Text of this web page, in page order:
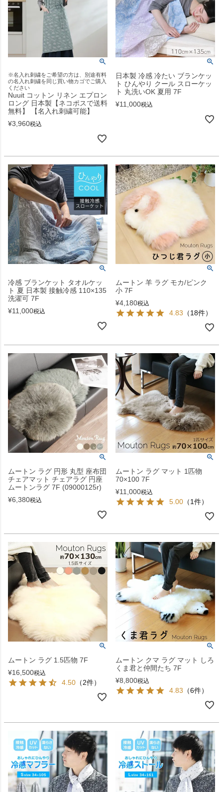
※名入れ刺繍をご希望の方は、別途有料
の名入れ刺繍を同じ買い物カゴでご購入
ください
Nuuit コットン リネン エプロン
ロング 日本製【ネコポスで送料
無料】 【名入れ刺繍可能】
¥3,960税込
日本製 冷感 冷たい ブランケッ
ト ひんやり クール スローケッ
ト 丸洗いOK 夏用 7F
¥11,000税込
冷感 ブランケット タオルケッ
ト 夏 日本製 接触冷感 110×135
洗濯可 7F
¥11,000税込
ムートン 羊 ラグ モカ/ピンク
小 7F
¥4,180税込
4.83 （18件）
ムートン ラグ 円形 丸型 座布団
チェアマット チェアラグ 円座
ムートンラグ 7F (09000125r)
¥6,380税込
ムートン ラグ マット 1匹物
70×100 7F
¥11,000税込
5.00 （1件）
ムートン ラグ 1.5匹物 7F
¥16,500税込
4.50 （2件）
ムートン クマ ラグ マット しろ
くま君と仲間たち 7F
¥8,800税込
4.83 （6件）